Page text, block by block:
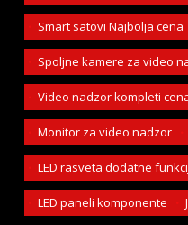
Smart satovi Najbolja cena
Spoljne kamere za video
Video nadzor kompleti
Monitor za video nadzor
LED rasveta dodatne
LED paneli komponente